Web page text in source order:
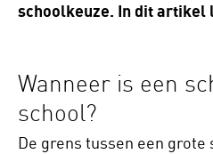
schoolkeuze. In dit artikel
Wanneer is een
school?
De grens tussen een grote